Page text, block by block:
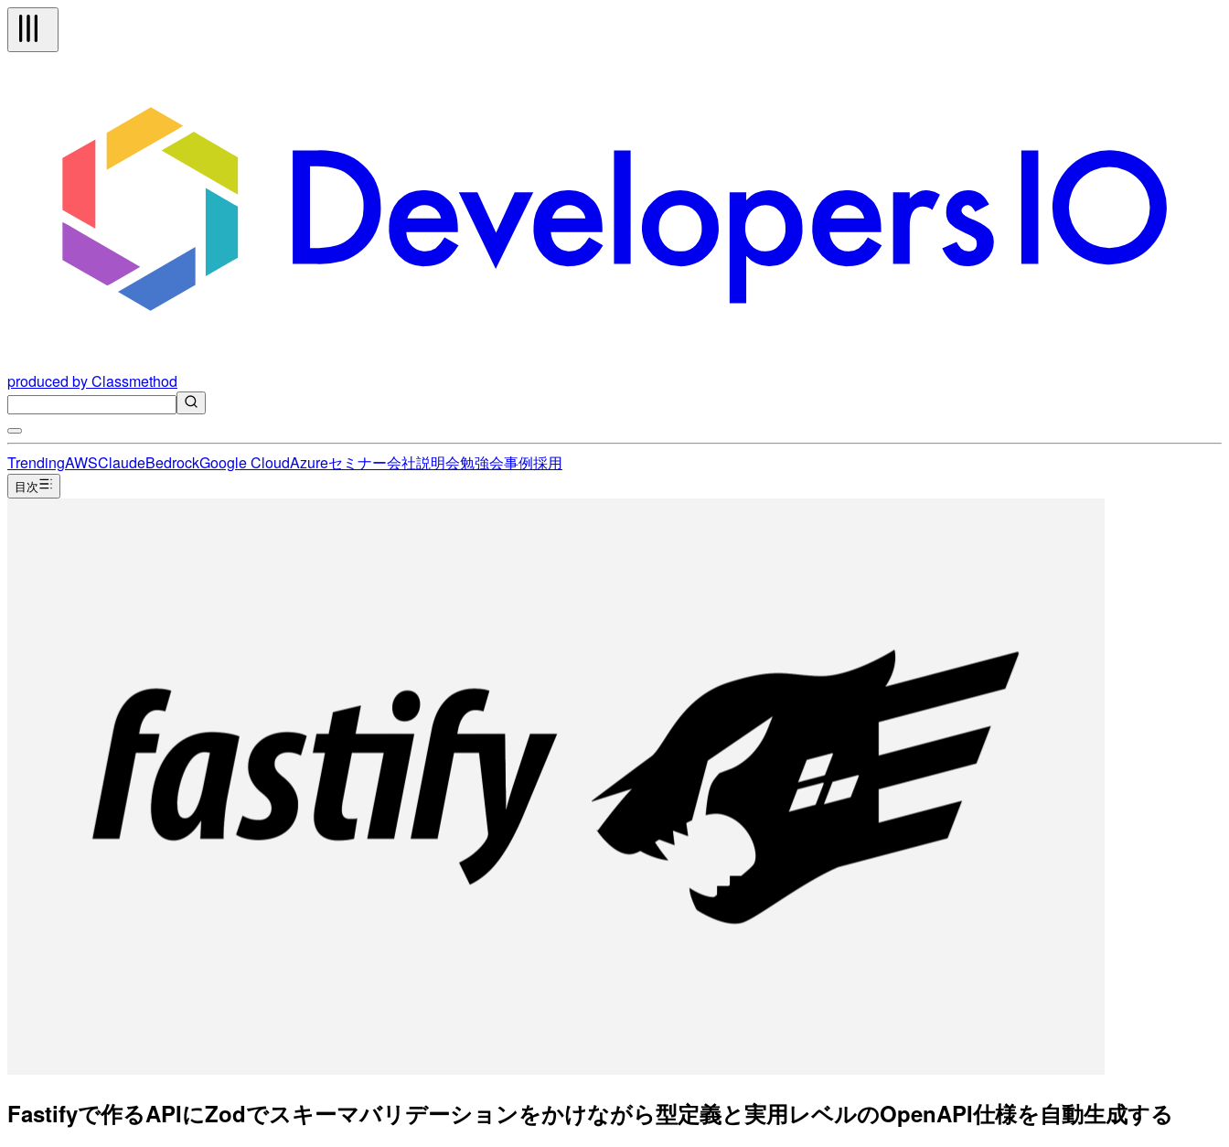
produced by Classmethod
TrendingAWSClaudeBedrockGoogle CloudAzureセミナー会社説明会勉強会事例採用
目次
Fastifyで作るAPIにZodでスキーマバリデーションをかけながら型定義と実用レベルのOpenAPI仕様を自動生成する